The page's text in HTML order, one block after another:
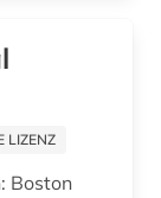
LIZENZ